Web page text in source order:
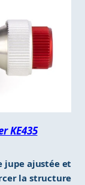
KE435
jupe ajustée et
la structure